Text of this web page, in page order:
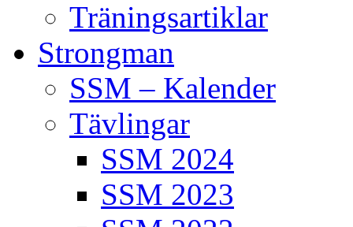
Träningsartiklar
Strongman
SSM – Kalender
Tävlingar
SSM 2024
SSM 2023